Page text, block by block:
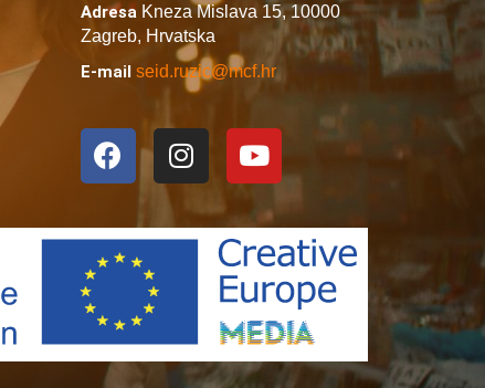
Adresa Kneza Mislava 15,10000
Zagreb, Hrvatska
E-mail seid.ruzic@mcf.hr